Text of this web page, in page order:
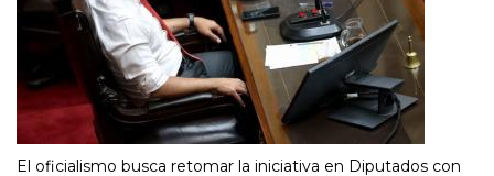
El oficialismo busca retomar la iniciativa en Diputados con